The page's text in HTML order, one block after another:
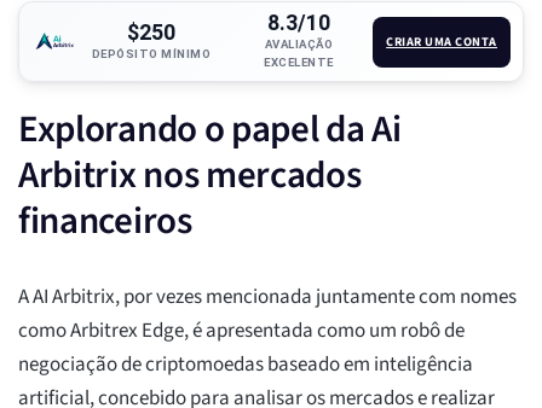
$250
DEPÓSITO MÍNIMO
8.3/10
AVALIAÇÃO
EXCELENTE
CRIAR UMA CONTA
Explorando o papel da Ai
Arbitrix nos mercados
financeiros
A AI Arbitrix, por vezes mencionada juntamente com nomes
como Arbitrex Edge, é apresentada como um robô de
negociação de criptomoedas baseado em inteligência
artificial, concebido para analisar os mercados e realizar